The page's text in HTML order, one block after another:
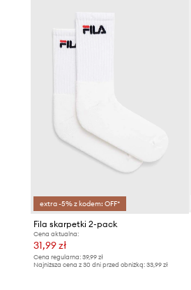
extra -5% z kodem: OFF*
Fila skarpetki 2-pack
Cena aktualna:
31,99 zł
Cena regularna: 39,99 zł
Najniższa cena z 30 dni przed obniżką: 33,99 zł